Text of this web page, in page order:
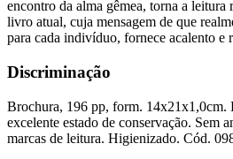
encontro da alma gêmea, torna a leitura
livro atual, cuja mensagem de que
para cada indivíduo, fornece acalento e
Discriminação
Brochura, 196 pp, form. 14x21x1,0cm.
excelente estado de conservação. Sem
marcas de leitura. Higienizado. Cód.